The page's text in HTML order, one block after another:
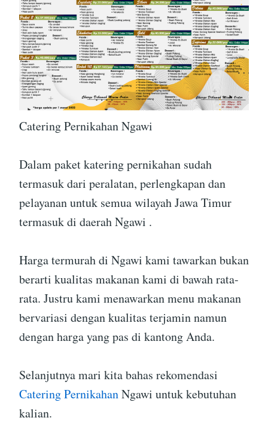
Catering Pernikahan Ngawi
Dalam paket katering pernikahan sudah
termasuk dari peralatan, perlengkapan dan
pelayanan untuk semua wilayah Jawa Timur
termasuk di daerah Ngawi .
Harga termurah di Ngawi kami tawarkan bukan
berarti kualitas makanan kami di bawah rata-
rata. Justru kami menawarkan menu makanan
bervariasi dengan kualitas terjamin namun
dengan harga yang pas di kantong Anda.
Selanjutnya mari kita bahas rekomendasi
Catering PernikahanNgawi untuk kebutuhan
kalian.